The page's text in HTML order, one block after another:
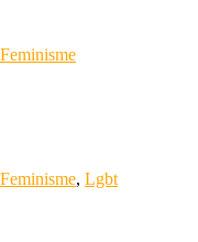
Feminisme
Feminisme, Lgbt